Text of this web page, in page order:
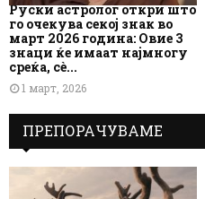
Руски астролог откри што
го очекува секој знак во
март 2026 година: Овие 3
знаци ќе имаат најмногу
среќа, сè...
1 март, 2026
ПРЕПОРАЧУВАМЕ